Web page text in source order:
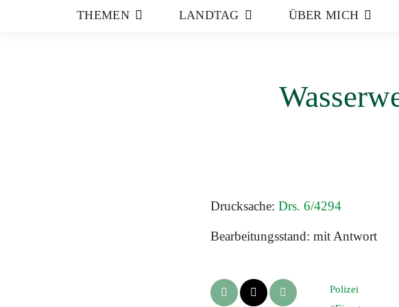
THEMEN LANDTAG ÜBER MICH
Drucksache: Drs. 6/4294
Bearbeitungsstand: mit Antwort
Polizei